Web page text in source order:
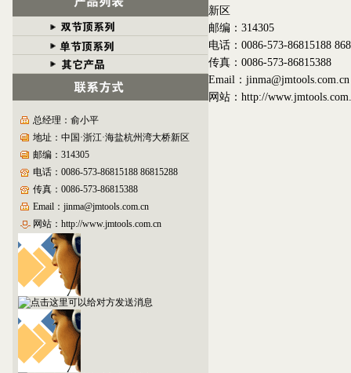
总经理：俞小平
地址：中国·浙江·海盐杭州湾大桥新区
邮编：314305
电话：0086-573-86815188 86815288
传真：0086-573-86815388
Email：jinma@jmtools.com.cn
网站：http://www.jmtools.com.cn
新区
邮编：314305
电话：0086-573-86815188
传真：0086-573-86815388
Email：jinma@jmtools.com.cn
网站： http://